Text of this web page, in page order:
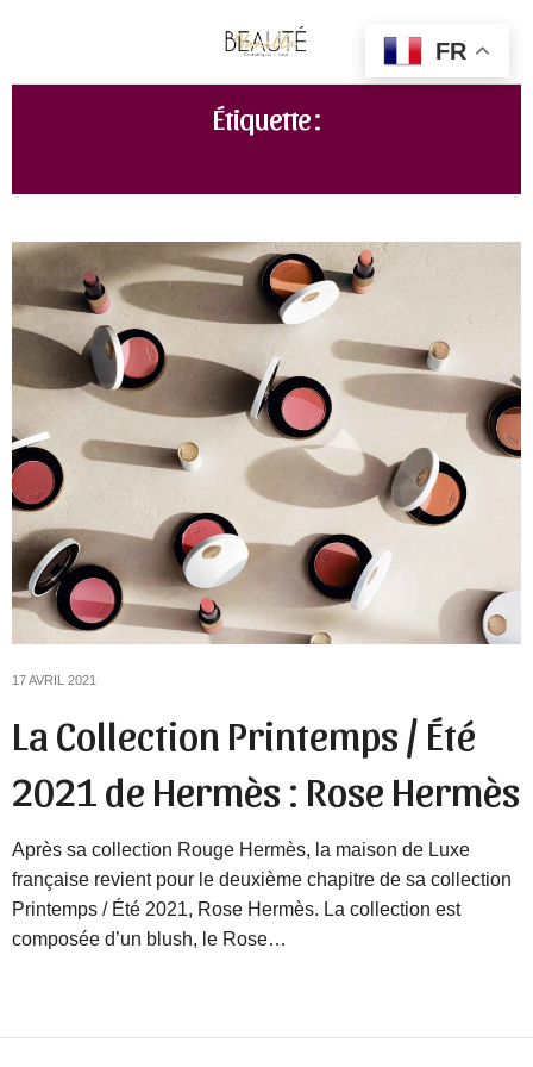
Étiquette :
17 AVRIL 2021
La Collection Printemps / Été
2021 de Hermès : Rose Hermès
Après sa collection Rouge Hermès, la maison de Luxe
française revient pour le deuxième chapitre de sa collection
Printemps / Été 2021, Rose Hermès. La collection est
composée d’un blush, le Rose…
FR